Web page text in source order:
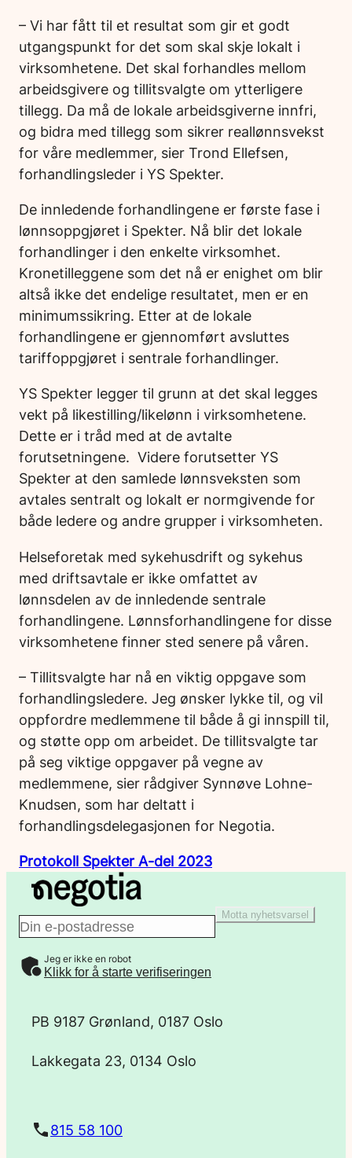
– Vi har fått til et resultat som gir et godt
utgangspunkt for det som skal skje lokalt i
virksomhetene. Det skal forhandles mellom
arbeidsgivere og tillitsvalgte om ytterligere
tillegg. Da må de lokale arbeidsgiverne innfri,
og bidra med tillegg som sikrer reallønnsvekst
for våre medlemmer, sier Trond Ellefsen,
forhandlingsleder i YS Spekter.
De innledende forhandlingene er første fase i
lønnsoppgjøret i Spekter. Nå blir det lokale
forhandlinger i den enkelte virksomhet.
Kronetilleggene som det nå er enighet om blir
altså ikke det endelige resultatet, men er en
minimumssikring. Etter at de lokale
forhandlingene er gjennomført avsluttes
tariffoppgjøret i sentrale forhandlinger.
YS Spekter legger til grunn at det skal legges
vekt på likestilling/likelønn i virksomhetene.
Dette er i tråd med at de avtalte
forutsetningene. Videre forutsetter YS
Spekter at den samlede lønnsveksten som
avtales sentralt og lokalt er normgivende for
både ledere og andre grupper i virksomheten.
Helseforetak med sykehusdrift og sykehus
med driftsavtale er ikke omfattet av
lønnsdelen av de innledende sentrale
forhandlingene. Lønnsforhandlingene for disse
virksomhetene finner sted senere på våren.
– Tillitsvalgte har nå en viktig oppgave som
forhandlingsledere. Jeg ønsker lykke til, og vil
oppfordre medlemmene til både å gi innspill til,
og støtte opp om arbeidet. De tillitsvalgte tar
på seg viktige oppgaver på vegne av
medlemmene, sier rådgiver Synnøve Lohne-
Knudsen, som har deltatt i
forhandlingsdelegasjonen for Negotia.
Protokoll Spekter A-del 2023
E
-
Motta nyhetsvarsel
Jeg er ikke en robot
Klikk for å starte verifiseringen
PB 9187 Grønland, 0187 Oslo
Lakkegata 23, 0134 Oslo
815 58 100